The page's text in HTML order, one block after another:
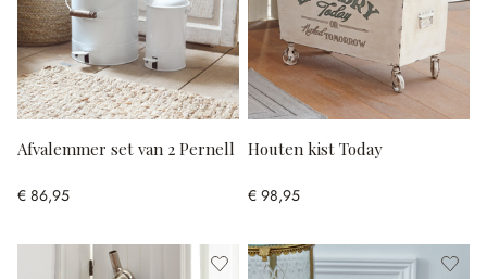
Afvalemmer set van 2 Pernell
€ 86,95
Houten kist Today
€ 98,95